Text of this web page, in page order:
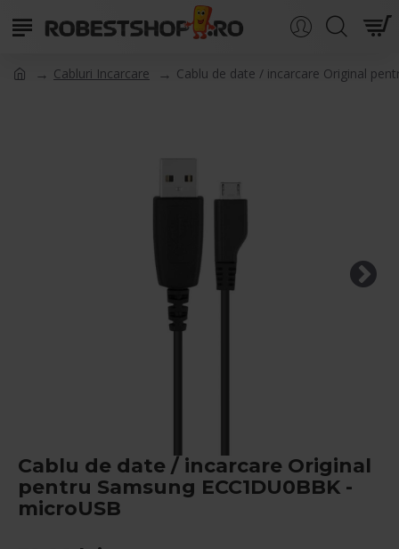
Cabluri Incarcare Cablu de date / incarcare Original
Cablu de date / incarcare Original
pentru Samsung ECC1DU0BBK -
microUSB